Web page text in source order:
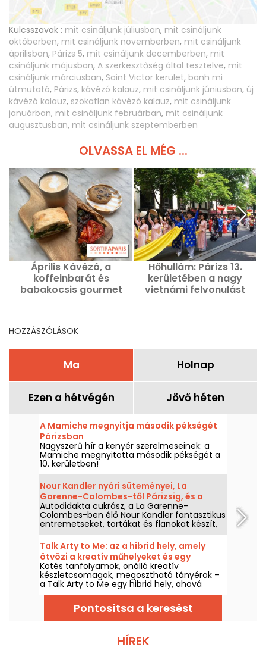
Kulcsszavak : mit csináljunk júliusban, mit csináljunk
októberben, mit csináljunk novemberben, mit csináljunk
áprilisban, Párizs 5, mit csináljunk decemberben, mit
csináljunk májusban, A szerkesztőség által tesztelve, mit
csináljunk márciusban, Saint Victor kerület, banh mi
útmutató, Párizs, kávézó kalauz, mit csináljunk júniusban, új
kávézó kalauz, szokatlan kávézó kalauz, mit csináljunk
januárban, mit csináljunk februárban, mit csináljunk
augusztusban, mit csináljunk szeptemberben
OLVASSA EL MÉG ...
Április Kávézó, a
koffeinbarát és
babakocsis gourmet
kerületben.
Hőhullám: Párizs 13.
kerületében a nagy
vietnámi felvonulást
HOZZÁSZÓLÁSOK
Ma Holnap
Ezen a hétvégén Jövő héten
A Mamiche megnyitja második pékségét
Párizsban
Nagyszerű hír a kenyér szerelmeseinek: a
Mamiche megnyitotta második pékségét a
10. kerületben!
Nour Kandler nyári süteményei, La
Garenne-Colombes-től Párizsig, és a
műhelyei
Autodidakta cukrász, a La Garenne-
Colombes-ben élő Nour Kandler fantasztikus
entremetseket, tortákat és flanokat készít,
mindent otthon készítve, egyedi
megrendelésre. Megkóstoltuk a 2026 nyárra
szóló gyümölcsös nyári kollekcióját, és
elkalauzolunk az ő felfedező útjára.
Talk Arty to Me: az a hibrid hely, amely
ötvözi a kreatív műhelyeket és egy
művészeti éttermet a Maraisban
Kötés tanfolyamok, önálló kreatív
készletcsomagok, megosztható tányérok –
a Talk Arty to Me egy hibrid hely, ahová
egyszerre jön az, aki alkotni akar, és az is, aki
jókat enni, a művészeti műhelyek és a laza
szezonális étterem között.
Pontosítsa a keresést
HÍREK